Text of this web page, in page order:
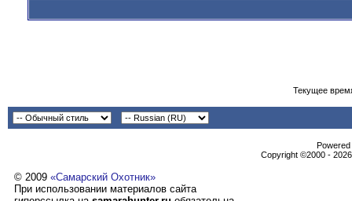
Текущее
Copyright ©2000 -
© 2009 «Самарский Охотник»
При использовании материалов сайта